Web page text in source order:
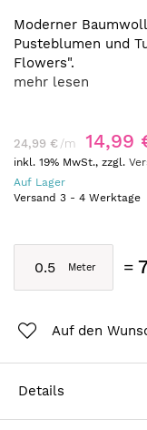
springen
Moderner
Pusteblumen und
Flowers".
mehr lesen
24,99 € /m 14,99
inkl. 19% MwSt., zzgl.
Auf Lager
Versand 3 - 4 Werktage
Auf den
Details